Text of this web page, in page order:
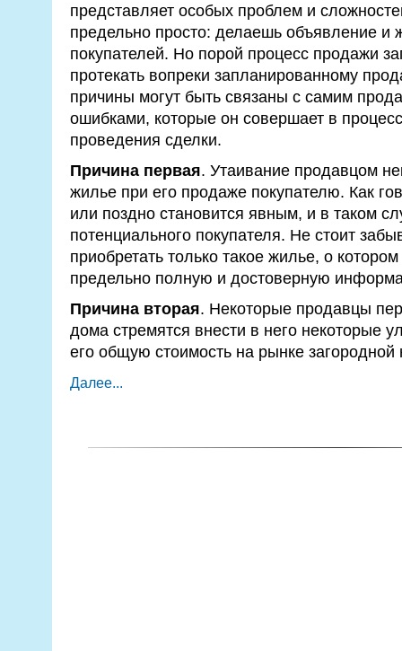
представляет особых проблем и
предельно просто: делаешь объявление и
покупателей. Но порой процесс продажи
протекать вопреки запланированному
причины могут быть связаны с самим
ошибками, которые он совершает в
проведения сделки.
Причина первая. Утаивание продавцом
жилье при его продаже покупателю. Как
или поздно становится явным, и в таком
потенциального покупателя. Не стоит
приобретать только такое жилье, о
предельно полную и достоверную
Причина вторая. Некоторые продавцы
дома стремятся внести в него некоторые
его общую стоимость на рынке
Далее...